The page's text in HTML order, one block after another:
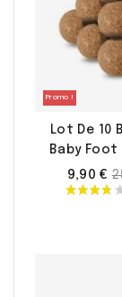
Promo !
Lot De 10
Baby Foot
9,90 €